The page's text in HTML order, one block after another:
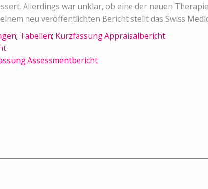
Allerdings war unklar, ob eine der neuen
neu veröffentlichten Bericht stellt das Swiss
; Tabellen; Kurzfassung Appraisalbericht
Assessmentbericht